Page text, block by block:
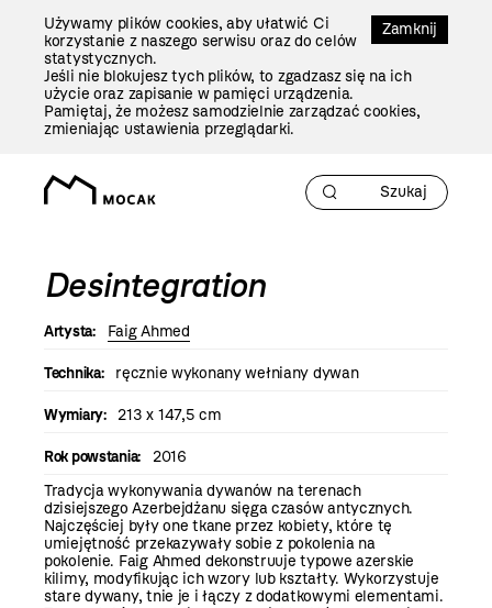
Zamknij
Używamy plików cookies, aby ułatwić Ci
korzystanie z naszego serwisu oraz do celów
statystycznych.
Jeśli nie blokujesz tych plików, to zgadzasz się na ich
użycie oraz zapisanie w pamięci urządzenia.
Pamiętaj, że możesz samodzielnie zarządzać cookies,
zmieniając ustawienia przeglądarki.
Desintegration
Artysta: Faig Ahmed
Technika: ręcznie wykonany wełniany dywan
Wymiary: 213 x 147,5 cm
Rok powstania:
2016
Tradycja wykonywania dywanów na terenach
dzisiejszego Azerbejdżanu sięga czasów antycznych.
Najczęściej były one tkane przez kobiety, które tę
umiejętność przekazywały sobie z pokolenia na
pokolenie. Faig Ahmed dekonstruuje typowe azerskie
kilimy, modyfikując ich wzory lub kształty. Wykorzystuje
stare dywany, tnie je i łączy z dodatkowymi elementami.